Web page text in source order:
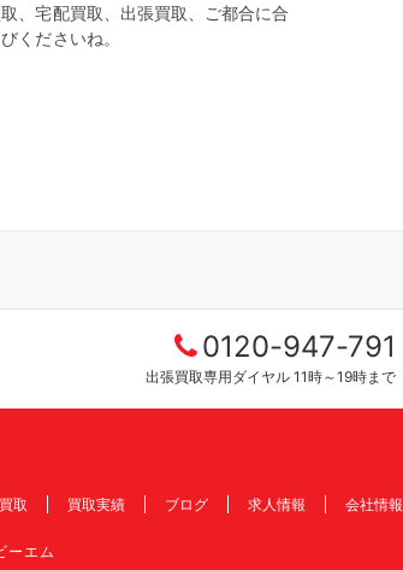
、宅配買取、出張買取、ご都合に合
くださいね。
0120-947-791
出張買取専用ダイヤル 11時～19時まで
取 買取実績 ブログ 求人情報 会社情報
エム